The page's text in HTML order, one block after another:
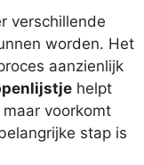
verschillende
worden. Het
aanzienlijk
helpt
voorkomt
stap is